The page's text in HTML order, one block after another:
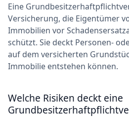
Eine
Versicherung, die Eigentümer
Immobilien vor
schützt. Sie deckt Personen-
auf dem versicherten
Immobilie entstehen können.
Welche Risiken deckt eine